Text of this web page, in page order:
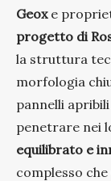
Geoxe
progetto di
la struttura
morfologia
pannelli
penetrare nei
equilibrato e
complesso